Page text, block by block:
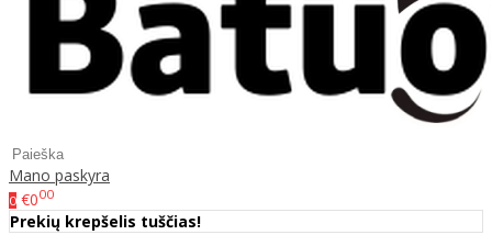
Mano paskyra
0 €000
Prekių krepšelis tuščias!